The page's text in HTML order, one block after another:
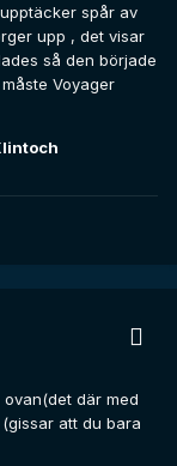
spår av
upp , det visar
så den började
Voyager
där med
(gissar att du bara